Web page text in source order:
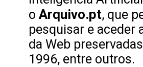
o Arquivo.pt, que
pesquisar e aceder
da Web
1996, entre outros.